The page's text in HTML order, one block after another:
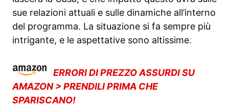
sue relazioni attuali e sulle dinamiche all’interno
del programma. La situazione si fa sempre più
intrigante, e le aspettative sono altissime.
ERRORI DI PREZZO ASSURDI SU
AMAZON > PRENDILI PRIMA CHE
SPARISCANO!